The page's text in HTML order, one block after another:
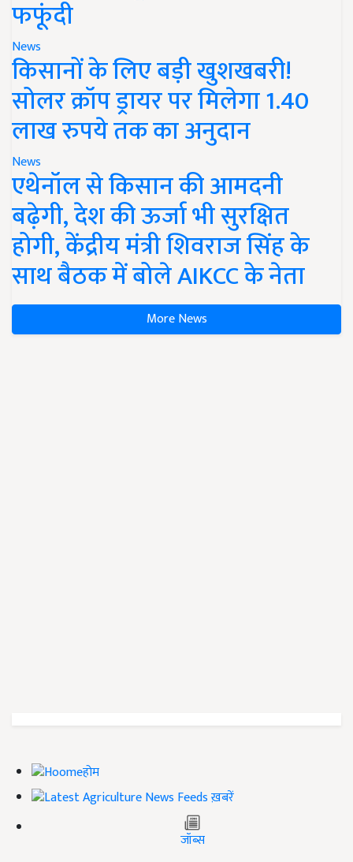
फफूंदी
News
किसानों के लिए बड़ी खुशखबरी!
सोलर क्रॉप ड्रायर पर मिलेगा 1.40
लाख रुपये तक का अनुदान
News
एथेनॉल से किसान की आमदनी
बढ़ेगी, देश की ऊर्जा भी सुरक्षित
होगी, केंद्रीय मंत्री शिवराज सिंह के
साथ बैठक में बोले AIKCC के नेता
More News
होम
ख़बरें
जॉब्स